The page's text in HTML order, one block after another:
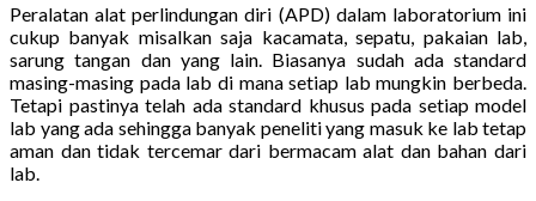
Peralatan alat perlindungan diri (APD) dalam laboratorium ini
cukup banyak misalkan saja kacamata, sepatu, pakaian lab,
sarung tangan dan yang lain. Biasanya sudah ada standard
masing-masing pada lab di mana setiap lab mungkin berbeda.
Tetapi pastinya telah ada standard khusus pada setiap model
lab yang ada sehingga banyak peneliti yang masuk ke lab tetap
aman dan tidak tercemar dari bermacam alat dan bahan dari
lab.